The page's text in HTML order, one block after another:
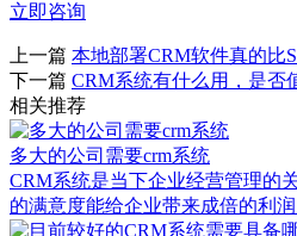
立即咨询
上一篇 本地部署CRM软件真的比
下一篇 CRM系统有什么用，是否
相关推荐
多大的公司需要crm系统
CRM系统​是当下企业经营管理的
的满意度能给企业带来成倍的利